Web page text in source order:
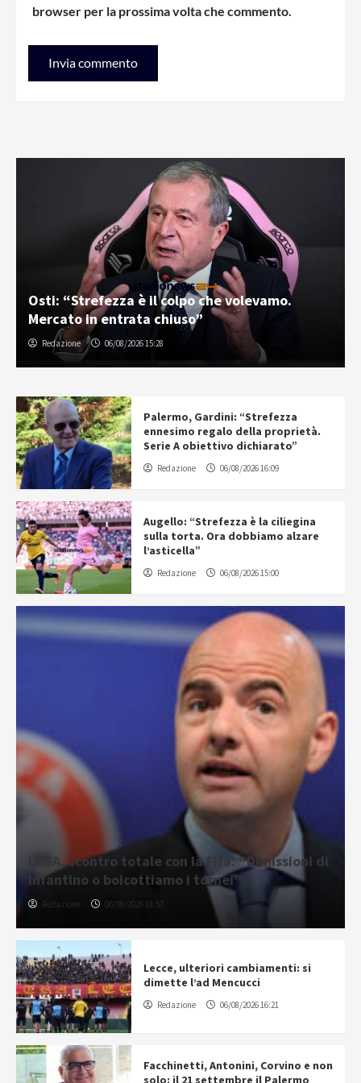
browser per la prossima volta che commento.
Osti: “Strefezza è il colpo che volevamo.
Mercato in entrata chiuso”
Redazione 06/08/2026 15:28
Palermo, Gardini: “Strefezza
ennesimo regalo della proprietà.
Serie A obiettivo dichiarato”
Redazione 06/08/2026 16:09
Augello: “Strefezza è la ciliegina
sulla torta. Ora dobbiamo alzare
l’asticella”
Redazione 06/08/2026 15:00
UEFA, scontro totale con la Fifa: “Dimissioni di
Infantino o boicottiamo i tornei”
Redazione 06/08/2026 18:57
Lecce, ulteriori cambiamenti: si
dimette l’ad Mencucci
Redazione 06/08/2026 16:21
Facchinetti, Antonini, Corvino e non
solo: il 21 settembre il Palermo